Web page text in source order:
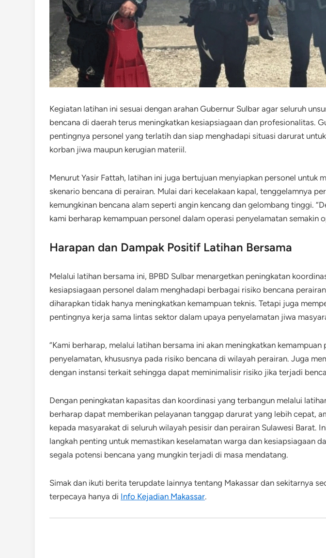
Kegiatan latihan ini sesuai dengan arahan Gubernur Sulbar agar seluruh
bencana di daerah terus meningkatkan kesiapsiagaan dan profesionalitas.
pentingnya personel yang terlatih dan siap menghadapi situasi darurat
korban jiwa maupun kerugian materiil.
Menurut Yasir Fattah, latihan ini juga bertujuan menyiapkan personel untuk
skenario bencana di perairan. Mulai dari kecelakaan kapal, tenggelamnya
kemungkinan bencana alam seperti angin kencang dan gelombang tinggi.
kami berharap kemampuan personel dalam operasi penyelamatan semakin
Harapan dan Dampak Positif Latihan Bersama
Melalui latihan bersama ini, BPBD Sulbar menargetkan peningkatan
kesiapsiagaan personel dalam menghadapi berbagai risiko bencana
diharapkan tidak hanya meningkatkan kemampuan teknis. Tetapi juga
pentingnya kerja sama lintas sektor dalam upaya penyelamatan jiwa
“Kami berharap, melalui latihan bersama ini akan meningkatkan kemampuan
penyelamatan, khususnya pada risiko bencana di wilayah perairan. Juga
dengan instansi terkait sehingga dapat meminimalisir risiko jika terjadi
Dengan peningkatan kapasitas dan koordinasi yang terbangun melalui
berharap dapat memberikan pelayanan tanggap darurat yang lebih cepat,
kepada masyarakat di seluruh wilayah pesisir dan perairan Sulawesi Barat.
langkah penting untuk memastikan keselamatan warga dan kesiapsiagaan
segala potensi bencana yang mungkin terjadi di masa mendatang.
Simak dan ikuti berita terupdate lainnya tentang Makassar dan sekitarnya
terpecaya hanya di Info Kejadian Makassar.